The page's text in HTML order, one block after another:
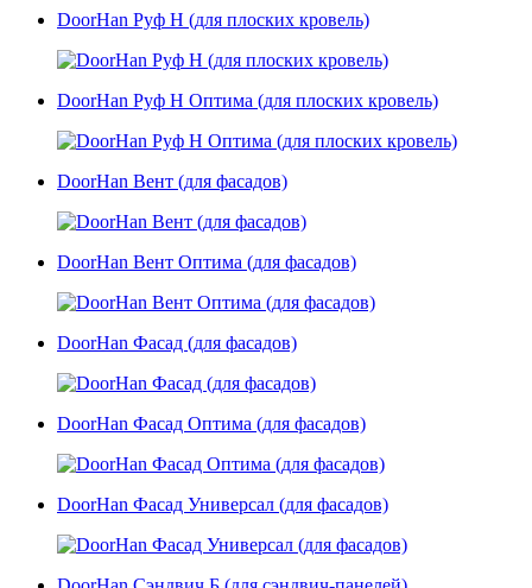
DoorHan Руф Н (для плоских кровель)
DoorHan Руф Н Оптима (для плоских кровель)
DoorHan Вент (для фасадов)
DoorHan Вент Оптима (для фасадов)
DoorHan Фасад (для фасадов)
DoorHan Фасад Оптима (для фасадов)
DoorHan Фасад Универсал (для фасадов)